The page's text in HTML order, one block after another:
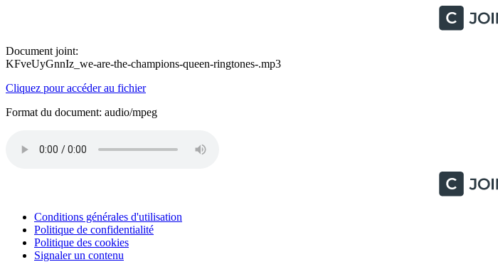
Document joint:
KFveUyGnnIz_we-are-the-champions-queen-ringtones-.mp3
Cliquez pour accéder au fichier
Format du document: audio/mpeg
Conditions générales d'utilisation
Politique de confidentialité
Politique des cookies
Signaler un contenu